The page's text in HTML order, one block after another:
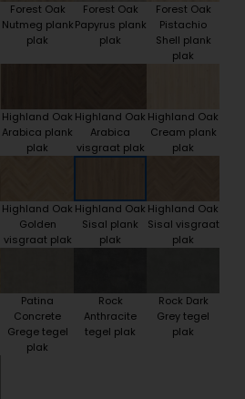
Forest Oak
Nutmeg plank
plak
Forest Oak
Papyrus plank
plak
Forest Oak
Pistachio
Shell plank
plak
Highland Oak
Arabica plank
plak
Highland Oak
Arabica
visgraat plak
Highland Oak
Cream plank
plak
Highland Oak
Golden
visgraat plak
Highland Oak
Sisal plank
plak
Highland Oak
Sisal visgraat
plak
Patina
Concrete
Grege tegel
plak
Rock
Anthracite
tegel plak
Rock Dark
Grey tegel
plak